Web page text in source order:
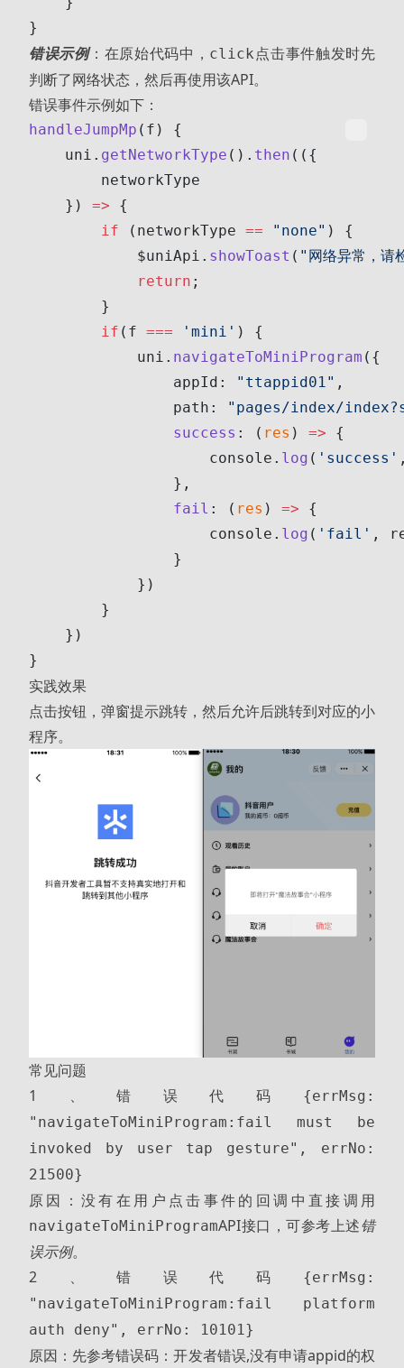
}
错误示例：在原始代码中， click 点击事件触发时先
判断了网络状态，然后再使用该API。
错误事件示例如下：
handleJumpMp (f) {
    uni.
getNetworkType (). then (({
        networkType
    })
=> {
        if
(networkType == "none" ) {
            $uniApi.
showToast ( "网络异常，请
            return
;
        }
        if
(f === 'mini' ) {
            uni.
navigateToMiniProgram ({
                appId:
"ttappid01" ,
                path:
"pages/index/
                success
: ( res ) => {
                    console.
log ( 'success'
                },
                fail
: ( res ) => {
                    console.
log ( 'fail' ,
                }
            })
        }
    })
}
实践效果
点击按钮，弹窗提示跳转，然后允许后跳转到对应的小
程序。
常见问题
1、错误代码
{errMsg:
"navigateToMiniProgram:fail must be
invoked by user tap gesture", errNo:
21500}
原因：没有在用户点击事件的回调中直接调用
navigateToMiniProgramAPI接口，可参考上述错
误示例。
2、错误代码
{errMsg:
"navigateToMiniProgram:fail platform
auth deny", errNo: 10101}
原因：先参考错误码：开发者错误,没有申请appid的权